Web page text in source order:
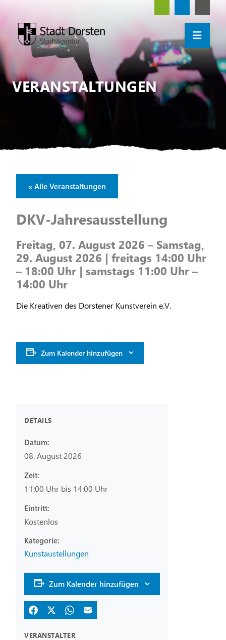
VERANSTALTUNGEN
« Alle Veranstaltungen
DKV-Jahresausstellung
Freitag, 07. August 2026 – Samstag,
29. August 2026 | freitags 14:00 Uhr
– 18:00 Uhr | samstags 11:00 Uhr –
14:00 Uhr
Die Kreativen des Dorstener Kunstverein e.V.
Zum Kalender hinzufügen
DETAILS
Datum:
08. August 2026
Zeit:
11:00 Uhr bis 14:00 Uhr
Eintritt:
Kostenlos
Kunstaustellungen
Zum Kalender hinzufügen
VERANSTALTER